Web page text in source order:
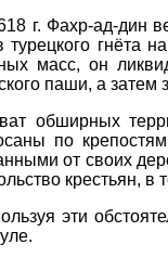
г. Фахр-ад-дин
турецкого гнёта
масс, он
паши, а затем
обширных
по
от своих
крестьян, в
эти